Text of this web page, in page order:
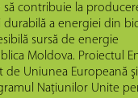
contribuie la
a energiei din
sursă de energie
Moldova. Proiectul
de Uniunea Europeană şi
Naţiunilor Unite